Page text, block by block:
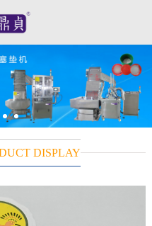
DISPLAY